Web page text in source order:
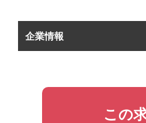
企業情報
この